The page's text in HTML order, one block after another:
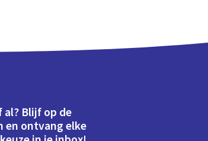
Blijf op de
en ontvang elke